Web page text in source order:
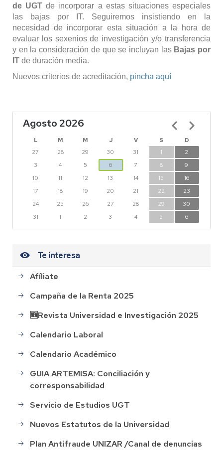
de UGT de incorporar a estas situaciones especiales
las bajas por IT. Seguiremos insistiendo en la
necesidad de incorporar esta situación a la hora de
evaluar los sexenios de investigación y/o transferencia
y en la consideración de que se incluyan las Bajas por
IT de duración media.
Nuevos criterios de acreditación, pincha aquí
Agosto 2026
L M M J V S
D
27
28 29 30 31 1
2
3
4 5 6 7 8
9
10
11 12 13 14 15
16
17
18 19 20 21 22
23
24
25 26 27 28 29
30
31
1 2 3 4 5 6
Paginación
Te interesa
Afíliate
Campaña de la Renta 2025
🆕Revista Universidad e Investigación 2025
Calendario Laboral
Calendario Académico
GUIA ARTEMISA: Conciliación y
corresponsabilidad
Servicio de Estudios UGT
Nuevos Estatutos de la Universidad
Plan Antifraude UNIZAR /Canal de denuncias